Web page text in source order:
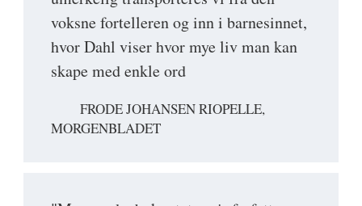
voksne fortelleren og inn i barnesinnet,
hvor Dahl viser hvor mye liv man kan
skape med enkle ord
FRODE JOHANSEN RIOPELLE,
MORGENBLADET